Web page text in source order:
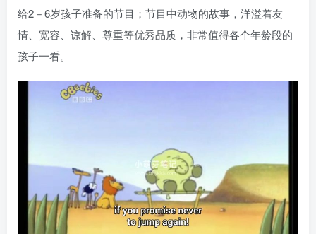
给2－6岁孩子准备的节目；节目中动物的故事，洋溢着友
情、宽容、谅解、尊重等优秀品质，非常值得各个年龄段的
孩子一看。